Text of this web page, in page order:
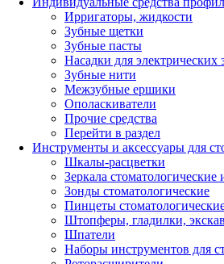
Ирригаторы, жидкости
Зубные щетки
Зубные пасты
Насадки для
Зубные нити
Межзубные ершики
Ополаскиватели
Прочие средства
Перейти в раздел
Инструменты и аксессуары для
Шкалы-расцветки
Зеркала
Зонды стоматологические
Пинцеты
Штопферы, гладилки,
Шпатели
Наборы инструментов для